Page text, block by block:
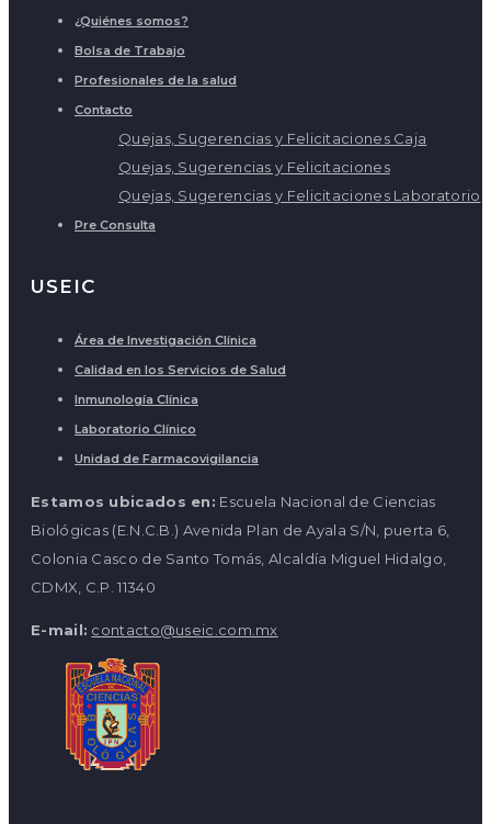
¿Quiénes somos?
Bolsa de Trabajo
Profesionales de la salud
Contacto
Quejas, Sugerencias y Felicitaciones Caja
Quejas, Sugerencias y Felicitaciones
Quejas, Sugerencias y Felicitaciones Laboratorio
Pre Consulta
USEIC
Área de Investigación Clínica
Calidad en los Servicios de Salud
Inmunología Clínica
Laboratorio Clínico
Unidad de Farmacovigilancia
Estamos ubicados en: Escuela Nacional de Ciencias
Biológicas (E.N.C.B.) Avenida Plan de Ayala S/N, puerta 6,
Colonia Casco de Santo Tomás, Alcaldía Miguel Hidalgo,
CDMX, C.P. 11340
E-mail: contacto@useic.com.mx